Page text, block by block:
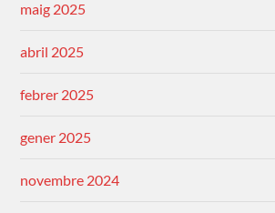
maig 2025
abril 2025
febrer 2025
gener 2025
novembre 2024